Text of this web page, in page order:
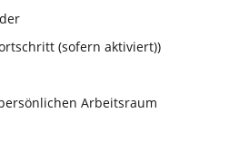
(sofern aktiviert))
Arbeitsraum